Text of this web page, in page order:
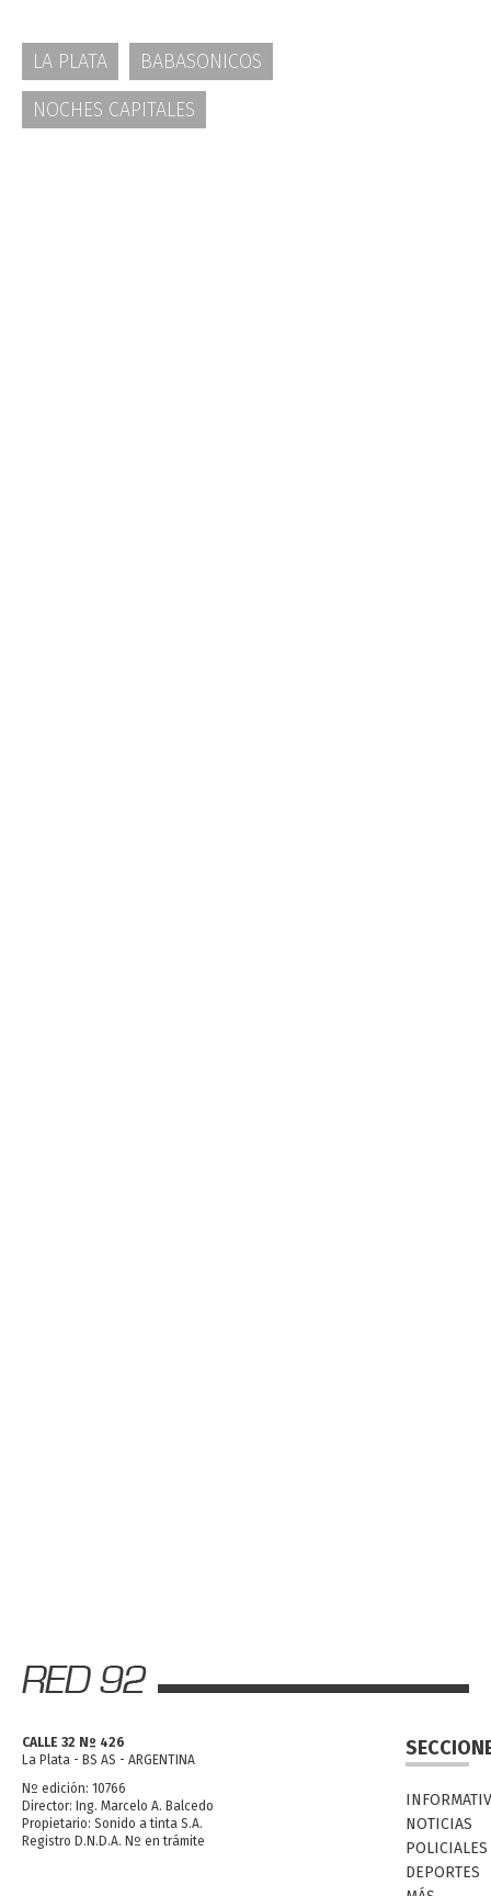
LA PLATA
BABASONICOS
NOCHES CAPITALES
CALLE 32 Nº 426
La Plata - BS AS - ARGENTINA
Nº edición: 10766
Director: Ing. Marcelo A. Balcedo
Propietario: Sonido a tinta S.A.
Registro D.N.D.A. Nº en trámite
NOTICIAS
POLICIALES
DEPORTES